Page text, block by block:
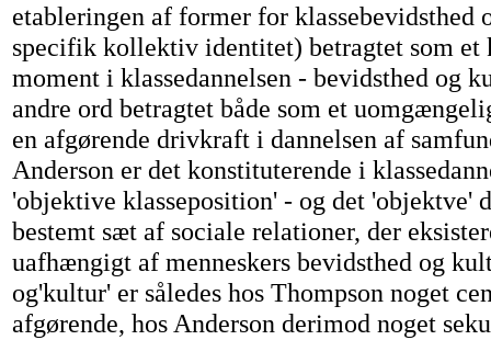
etableringen af former for klassebevidsthed
specifik kollektiv identitet) betragtet som et
moment i klassedannelsen - bevidsthed og
andre ord betragtet både som et
en afgørende drivkraft i dannelsen af
Anderson er det konstituterende i
'objektive klasseposition' - og det 'objektve'
bestemt sæt af sociale relationer, der
uafhængigt af menneskers bevidsthed og
og'kultur' er således hos Thompson noget
afgørende, hos Anderson derimod noget